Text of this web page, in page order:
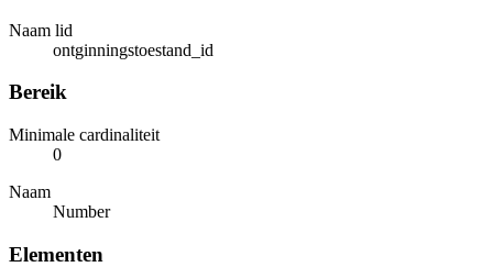
Naam lid
ontginningstoestand_id
Bereik
Minimale cardinaliteit
0
Naam
Number
Elementen